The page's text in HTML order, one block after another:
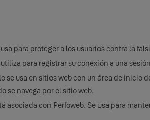
para proteger a los usuarios contra la
para registrar su conexión a una
se usa en sitios web con un área de
se navega por el sitio web.
asociada con Perfoweb. Se usa para